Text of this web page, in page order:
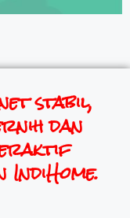
stabil,
dan